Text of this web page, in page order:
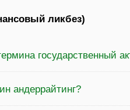
ликбез)
государственный
андеррайтинг?